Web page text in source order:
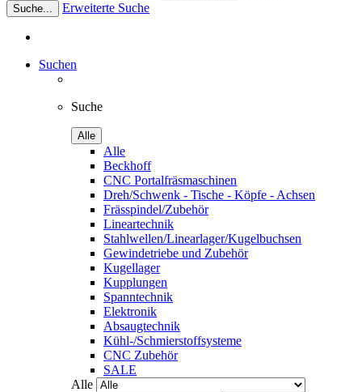
Suche... Erweiterte Suche
Suchen
Suche
Alle
Alle
Beckhoff
CNC Portalfräsmaschinen
Dreh/Schwenk - Tische - Köpfe - Achsen
Frässpindel/Zubehör
Lineartechnik
Stahlwellen/Linearlager/Kugelbuchsen
Gewindetriebe und Zubehör
Kugellager
Kupplungen
Spanntechnik
Elektronik
Absaugtechnik
Kühl-/Schmierstoffsysteme
CNC Zubehör
SALE
Alle